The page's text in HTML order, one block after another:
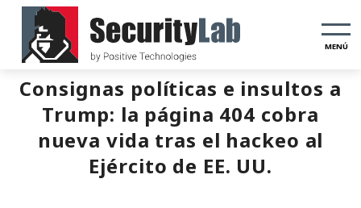
MENÚ
Consignas políticas e insultos a
Trump: la página 404 cobra
nueva vida tras el hackeo al
Ejército de EE. UU.